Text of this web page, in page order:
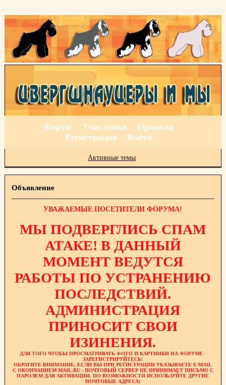
Форум Участники
Правила
Регистрация
Войти
Активные темы
Объявление
УВАЖАЕМЫЕ ПОСЕТИТЕЛИ ФОРУМА!
МЫ ПОДВЕРГЛИСЬ СПАМ
АТАКЕ! В ДАННЫЙ
МОМЕНТ ВЕДУТСЯ
РАБОТЫ ПО УСТРАНЕНИЮ
ПОСЛЕДСТВИЙ.
АДМИНИСТРАЦИЯ
ПРИНОСИТ СВОИ
ИЗИНЕНИЯ.
ДЛЯ ТОГО ЧТОБЫ ПРОСМАТРИВАТЬ ФОТО И КАРТИНКИ НА ФОРУМЕ -
ЗАРЕГИСТРИРУЙТЕСЬ!
ОБРАТИТЕ ВНИМАНИЕ, ЕСЛИ ВЫ ПРИ РЕГИСТРАЦИИ УКАЗЫВАЕТЕ E-MAIL
С ОКОНЧАНИЕМ MAIL.RU - ПОЧТОВЫЙ СЕРВЕР НЕ ПРИНИМАЕТ ПИСЬМО С
ПАРОЛЕМ ДЛЯ АКТИВАЦИИ. ПО ВОЗМОЖНОСТИ ИСПОЛЬЗУЙТЕ ДРУГИЕ
ПОЧТОВЫЕ АДРЕСА!